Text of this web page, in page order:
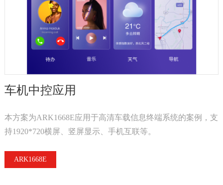
车机中控应用
本方案为ARK1668E应用于高清车载信息终端系统的案例，支
持1920*720横屏、竖屏显示、手机互联等。
ARK1668E